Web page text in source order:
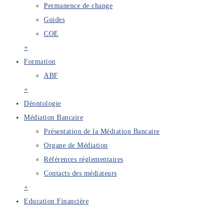
Permanence de change
Guides
COE
+
Formation
ABF
+
Déontologie
Médiation Bancaire
Présentation de la Médiation Bancaire
Organe de Médiation
Références réglementaires
Contacts des médiateurs
+
Education Financière